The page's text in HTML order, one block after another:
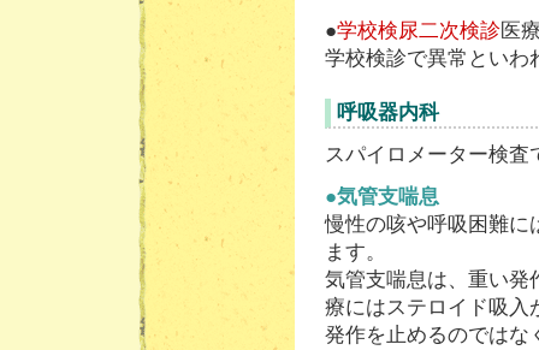
●学校検尿二次検診医
学校検診で異常といわ
呼吸器内科
スパイロメーター検査
●気管支喘息
慢性の咳や呼吸困難に
ます。
気管支喘息は、重い発
療にはステロイド吸入
発作を止めるのではな